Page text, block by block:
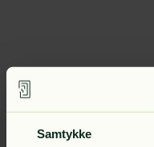
Samtykke